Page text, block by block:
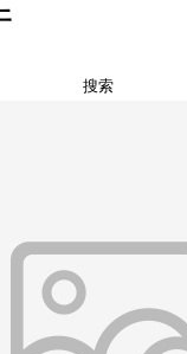
搜索